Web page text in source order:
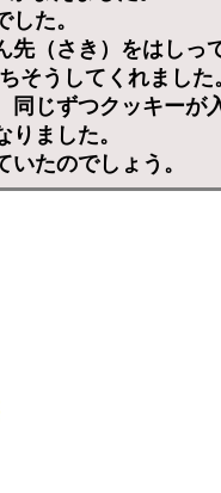
た。
さき）をはしっ
そうしてくれました
じずつクッキーが
ました。
たのでしょう。